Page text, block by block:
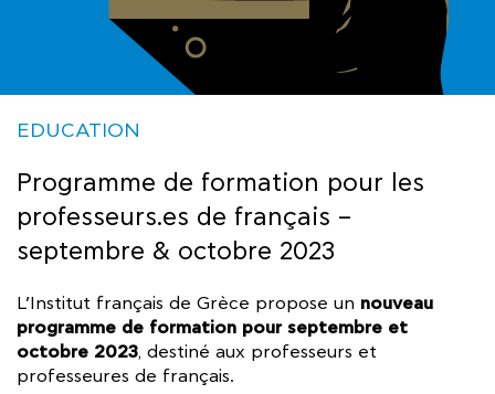
EDUCATION
Programme de formation pour les
professeurs.es de français –
septembre & octobre 2023
L’Institut français de Grèce propose un nouveau
programme de formation pour septembre et
octobre 2023, destiné aux professeurs et
professeures de français.